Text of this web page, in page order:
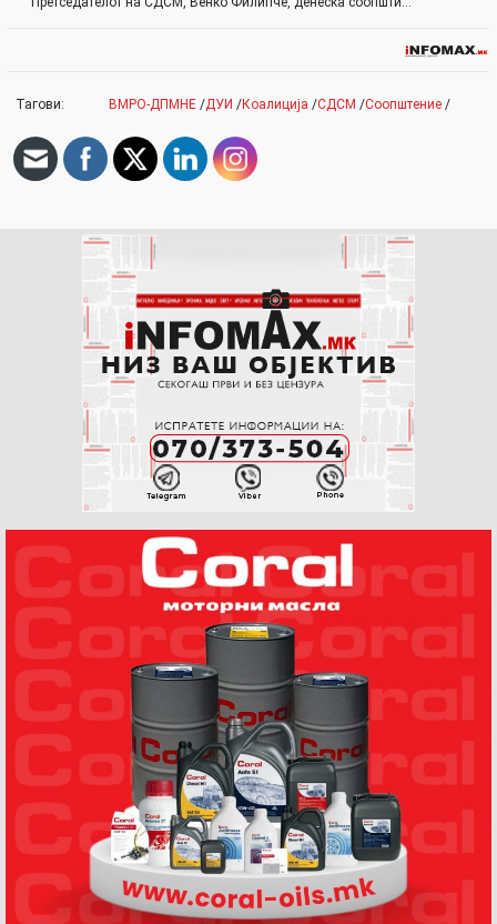
Тагови: ВМРО-ДПМНЕ /ДУИ /Коалиција /СДСМ /Соопштение /